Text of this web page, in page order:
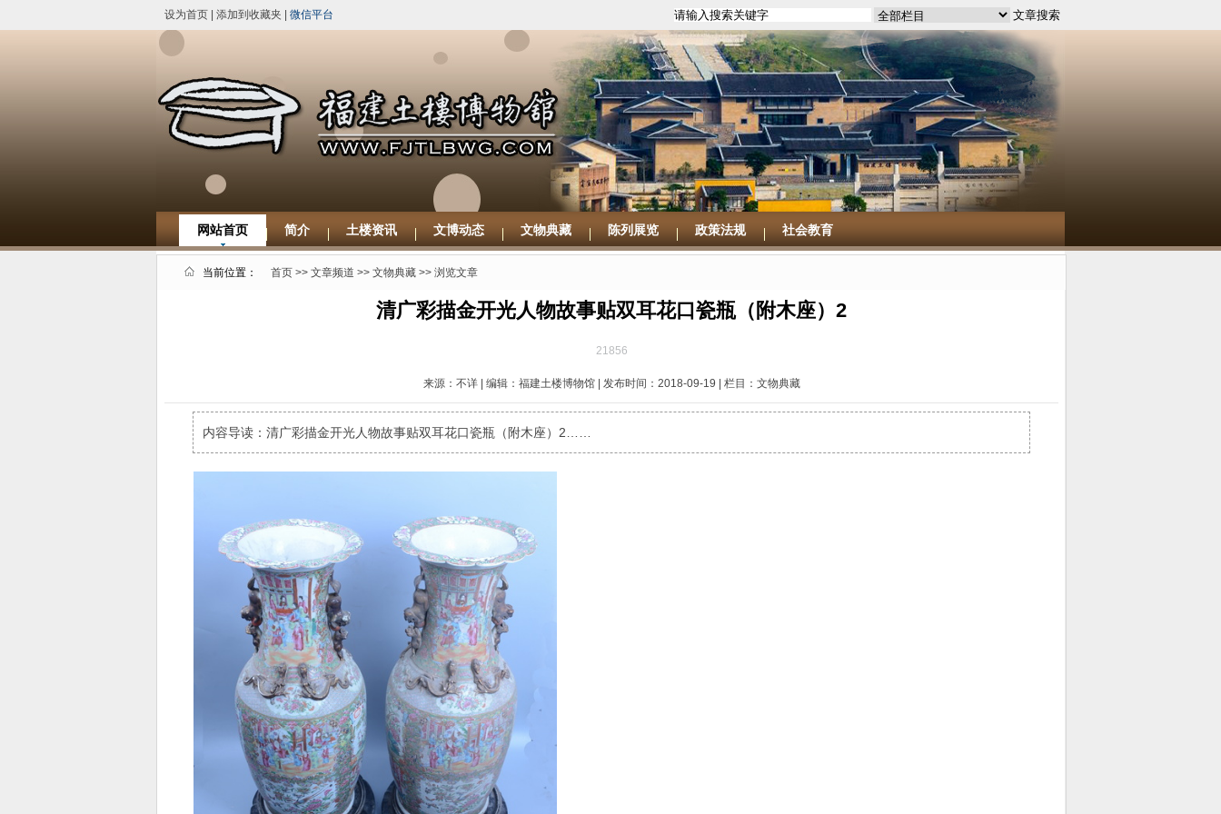
设为首页 添加到收藏夹 微信平台
网站首页 简介 土楼资讯 文博动态 文物典藏 陈列展览 政策法规 社会教育
当前位置： 首页 >> 文章频道 >> 文物典藏 >> 浏览文章
清广彩描金开光人物故事贴双耳花口瓷瓶（附木座）2
21856
来源：不详 | 编辑：福建土楼博物馆 | 发布时间：2018-09-19 | 栏目：文物典藏
内容导读：清广彩描金开光人物故事贴双耳花口瓷瓶（附木座）2……